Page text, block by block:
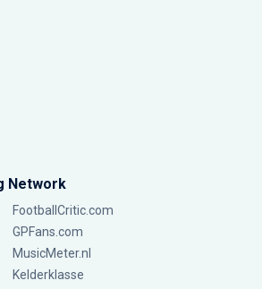
Network
FootballCritic.com
GPFans.com
MusicMeter.nl
Kelderklasse